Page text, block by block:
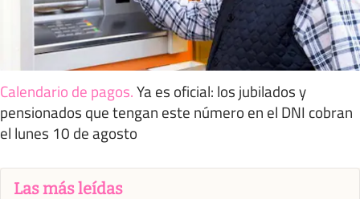
Calendario de pagos.Ya es oficial: los jubilados y
pensionados que tengan este número en el DNI cobran
el lunes 10 de agosto
Las más leídas